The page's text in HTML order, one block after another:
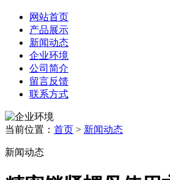
网站首页
产品展示
新闻动态
企业环境
公司简介
留言反馈
联系方式
当前位置： 首页 > 新闻动态
新闻动态